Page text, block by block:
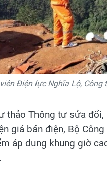
Điện lực Nghĩa Lộ,
thảo Thông tư sửa
giá bán điện, Bộ
áp dụng khung giờ